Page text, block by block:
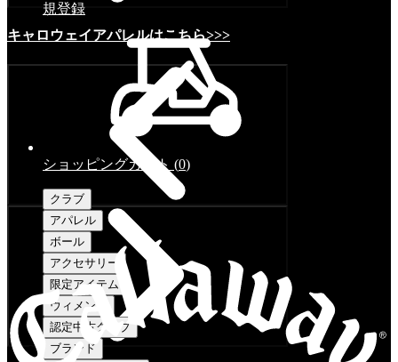
キャロウェイアパレルはこちら>>>
規登録
ショッピングカート (0)
クラブ
アパレル
ボール
アクセサリー
限定アイテム
ウィメンズ
認定中古クラブ
ブランド